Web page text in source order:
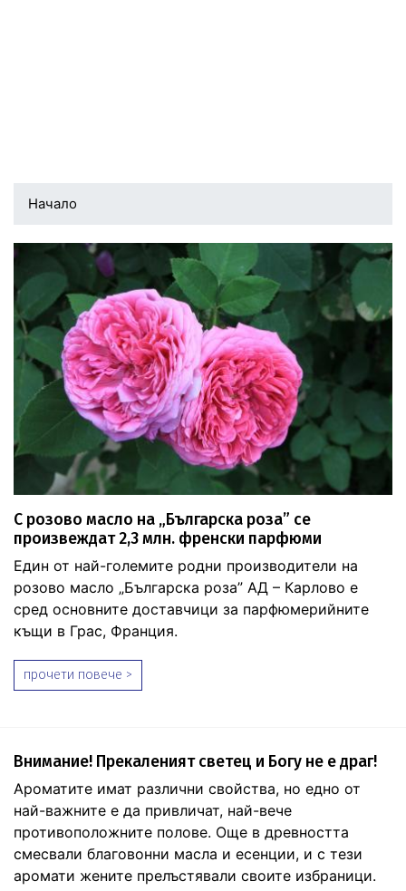
Начало
С розово масло на „Българска роза” се
произвеждат 2,3 млн. френски парфюми
Един от най-големите родни производители на
розово масло „Българска роза” АД – Карлово е
сред основните доставчици за парфюмерийните
къщи в Грас, Франция.
прочети повече >
Внимание! Прекаленият светец и Богу не е драг!
Ароматите имат различни свойства, но едно от
най-важните е да привличат, най-вече
противоположните полове. Още в древността
смесвали благовонни масла и есенции, и с тези
аромати жените прелъстявали своите избраници.